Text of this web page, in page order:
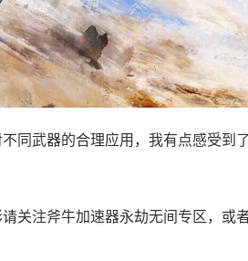
同武器的合理应用，我有点感受到
关注斧牛加速器永劫无间专区，或